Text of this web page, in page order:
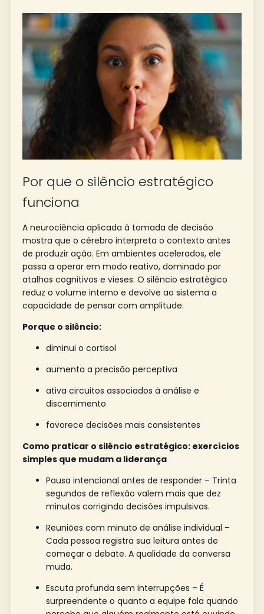
Por que o silêncio estratégico
funciona
A neurociência aplicada à tomada de decisão
mostra que o cérebro interpreta o contexto antes
de produzir ação. Em ambientes acelerados, ele
passa a operar em modo reativo, dominado por
atalhos cognitivos e vieses. O silêncio estratégico
reduz o volume interno e devolve ao sistema a
capacidade de pensar com amplitude.
Porque o silêncio:
diminui o cortisol
aumenta a precisão perceptiva
ativa circuitos associados à análise e
discernimento
favorece decisões mais consistentes
Como praticar o silêncio estratégico: exercícios
simples que mudam a liderança
Pausa intencional antes de responder – Trinta
segundos de reflexão valem mais que dez
minutos corrigindo decisões impulsivas.
Reuniões com minuto de análise individual –
Cada pessoa registra sua leitura antes de
começar o debate. A qualidade da conversa
muda.
Escuta profunda sem interrupções – É
surpreendente o quanto a equipe fala quando